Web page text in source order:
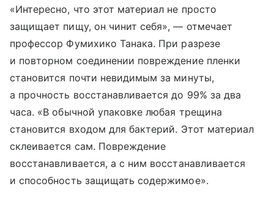
«Интересно, что этот материал не просто
защищает пищу, он чинит себя», — отмечает
профессор Фумихико Танака. При разрезе
и повторном соединении повреждение пленки
становится почти невидимым за минуты,
а прочность восстанавливается до 99% за два
часа. «В обычной упаковке любая трещина
становится входом для бактерий. Этот материал
склеивается сам. Повреждение
восстанавливается, а с ним восстанавливается
и способность защищать содержимое».